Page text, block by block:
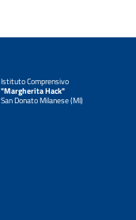
Istituto Comprensivo
"Margherita Hack"
San Donato Milanese (MI)